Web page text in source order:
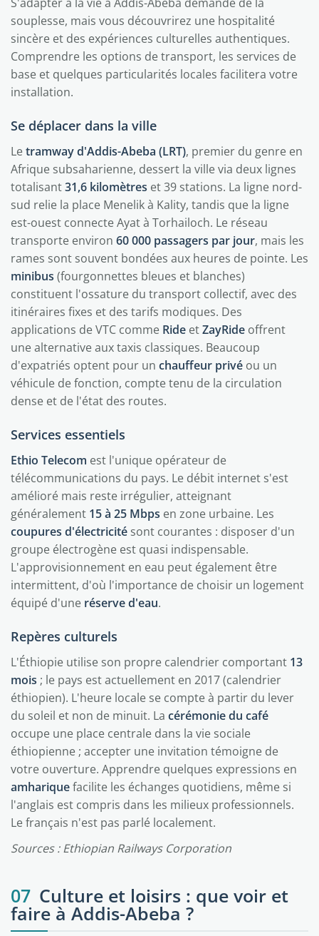
souplesse, mais vous découvrirez une hospitalité
sincère et des expériences culturelles authentiques.
Comprendre les options de transport, les services de
base et quelques particularités locales facilitera votre
installation.
Se déplacer dans la ville
Letramway d'Addis-Abeba (LRT), premier du genre en
Afrique subsaharienne, dessert la ville via deux lignes
totalisant31,6 kilomètres et 39 stations. La ligne nord-
sud relie la place Menelik à Kality, tandis que la ligne
est-ouest connecte Ayat à Torhailoch. Le réseau
transporte environ 60 000 passagers par jour, mais les
rames sont souvent bondées aux heures de pointe. Les
minibus (fourgonnettes bleues et blanches)
constituent l'ossature du transport collectif, avec des
itinéraires fixes et des tarifs modiques. Des
applications de VTC comme Ride etZayRide offrent
une alternative aux taxis classiques. Beaucoup
d'expatriés optent pour un chauffeur privé ou un
véhicule de fonction, compte tenu de la circulation
dense et de l'état des routes.
Services essentiels
Ethio Telecom est l'unique opérateur de
télécommunications du pays. Le débit internet s'est
amélioré mais reste irrégulier, atteignant
généralement 15 à 25 Mbps en zone urbaine. Les
coupures d'électricité sont courantes : disposer d'un
groupe électrogène est quasi indispensable.
L'approvisionnement en eau peut également être
intermittent, d'où l'importance de choisir un logement
équipé d'une réserve d'eau.
Repères culturels
L'Éthiopie utilise son propre calendrier comportant 13
mois ; le pays est actuellement en 2017 (calendrier
éthiopien). L'heure locale se compte à partir du lever
du soleil et non de minuit. La cérémonie du café
occupe une place centrale dans la vie sociale
éthiopienne ; accepter une invitation témoigne de
votre ouverture. Apprendre quelques expressions en
amhariquefacilite les échanges quotidiens, même si
l'anglais est compris dans les milieux professionnels.
Le français n'est pas parlé localement.
Sources : Ethiopian Railways Corporation
07 Culture et loisirs : que voir et
faire à Addis-Abeba ?